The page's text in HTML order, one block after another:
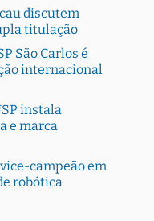
discutem
titulação
São Carlos é
internacional
instala
e marca
vice-campeão em
robótica